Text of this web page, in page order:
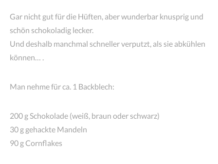
Gar nicht gut für die Hüften, aber wunderbar knusprig und
schön schokoladig lecker.
Und deshalb manchmal schneller verputzt, als sie abkühlen
können… .
Man nehme für ca. 1 Backblech:
200 g Schokolade (weiß, braun oder schwarz)
30 g gehackte Mandeln
90 g Cornflakes